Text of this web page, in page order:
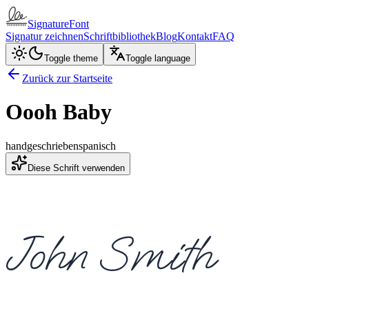
SignatureFont
Signatur zeichnenSchriftbibliothekBlogKontaktFAQ
Toggle theme Toggle language
Zurück zur Startseite
Oooh Baby
handgeschriebenspanisch
Diese Schrift verwenden
John Smith